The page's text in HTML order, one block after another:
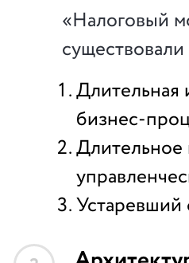
«Налоговый
Длительная
бизнес-
Устаревший